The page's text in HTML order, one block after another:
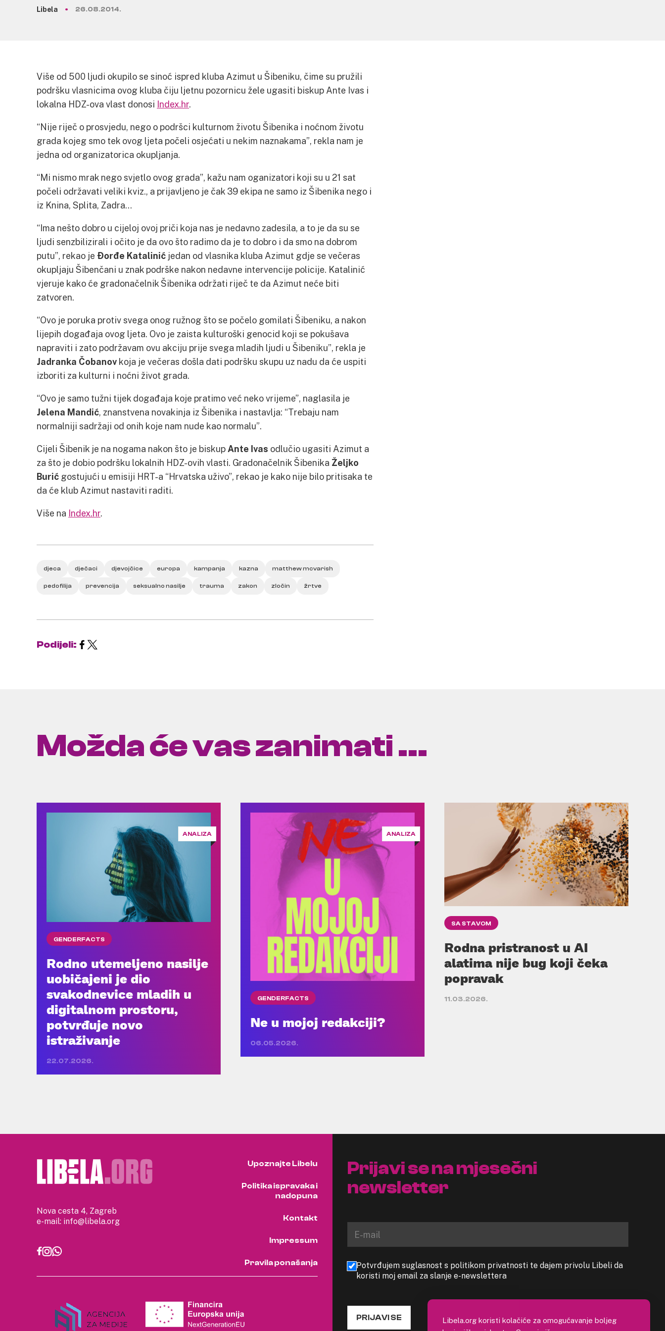
Libela 26.08.2014.
Više od 500 ljudi okupilo se sinoć ispred kluba Azimut u Šibeniku, čime su pružili
podršku vlasnicima ovog kluba čiju ljetnu pozornicu žele ugasiti biskup Ante Ivas i
lokalna HDZ-ova vlast donosi Index.hr.
“Nije riječ o prosvjedu, nego o podršci kulturnom životu Šibenika i noćnom životu
grada kojeg smo tek ovog ljeta počeli osjećati u nekim naznakama”, rekla nam je
jedna od organizatorica okupljanja.
“Mi nismo mrak nego svjetlo ovog grada”, kažu nam oganizatori koji su u 21 sat
počeli održavati veliki kviz., a prijavljeno je čak 39 ekipa ne samo iz Šibenika nego i
iz Knina, Splita, Zadra…
“Ima nešto dobro u cijeloj ovoj priči koja nas je nedavno zadesila, a to je da su se
ljudi senzbilizirali i očito je da ovo što radimo da je to dobro i da smo na dobrom
putu”, rekao je Đorđe Katalinić jedan od vlasnika kluba Azimut gdje se večeras
okupljaju Šibenčani u znak podrške nakon nedavne intervencije policije. Katalinić
vjeruje kako će gradonačelnik Šibenika održati riječ te da Azimut neće biti
zatvoren.
“Ovo je poruka protiv svega onog ružnog što se počelo gomilati Šibeniku, a nakon
lijepih događaja ovog ljeta. Ovo je zaista kulturoški genocid koji se pokušava
napraviti i zato podržavam ovu akciju prije svega mladih ljudi u Šibeniku”, rekla je
Jadranka Čobanov koja je večeras došla dati podršku skupu uz nadu da će uspiti
izboriti za kulturni i noćni život grada.
“Ovo je samo tužni tijek događaja koje pratimo već neko vrijeme”, naglasila je
Jelena Mandić, znanstvena novakinja iz Šibenika i nastavlja: “Trebaju nam
normalniji sadržaji od onih koje nam nude kao normalu”.
Cijeli Šibenik je na nogama nakon što je biskup Ante Ivas odlučio ugasiti Azimut a
za što je dobio podršku lokalnih HDZ-ovih vlasti. Gradonačelnik Šibenika Željko
Burić gostujući u emisiji HRT-a “Hrvatska uživo”, rekao je kako nije bilo pritisaka te
da će klub Azimut nastaviti raditi.
Više na Index.hr.
djeca dječaci djevojčice europa kampanja kazna matthew mcvarish
pedofilija prevencija seksualno nasilje trauma zakon zločin žrtve
Podijeli:
Možda će vas zanimati ...
ANALIZA
GENDERFACTS
Rodno utemeljeno nasilje
uobičajeni je dio
svakodnevice mladih u
digitalnom prostoru,
potvrđuje novo
istraživanje
22.07.2026.
ANALIZA
GENDERFACTS
Ne u mojoj redakciji?
06.05.2026.
SA STAVOM
Rodna pristranost u AI
alatima nije bug koji čeka
popravak
11.03.2026.
Nova cesta 4, Zagreb
e-mail: info@libela.org
Upoznajte Libelu
Politika ispravaka i
nadopuna
Kontakt
Impressum
Pravila ponašanja
Prijavi se na mjesečni
newsletter
Potvrđujem suglasnost s politikom privatnosti te dajem privolu Libeli da
koristi moj email za slanje e-newslettera
PRIJAVI SE
Libela.org koristi kolačiće za omogućavanje boljeg